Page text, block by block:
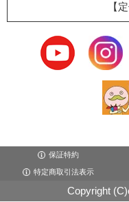
【
保証特約
特定商取引法表示
Copyright